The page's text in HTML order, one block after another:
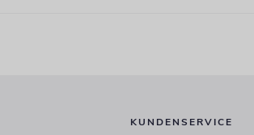
KUNDENSERVICE